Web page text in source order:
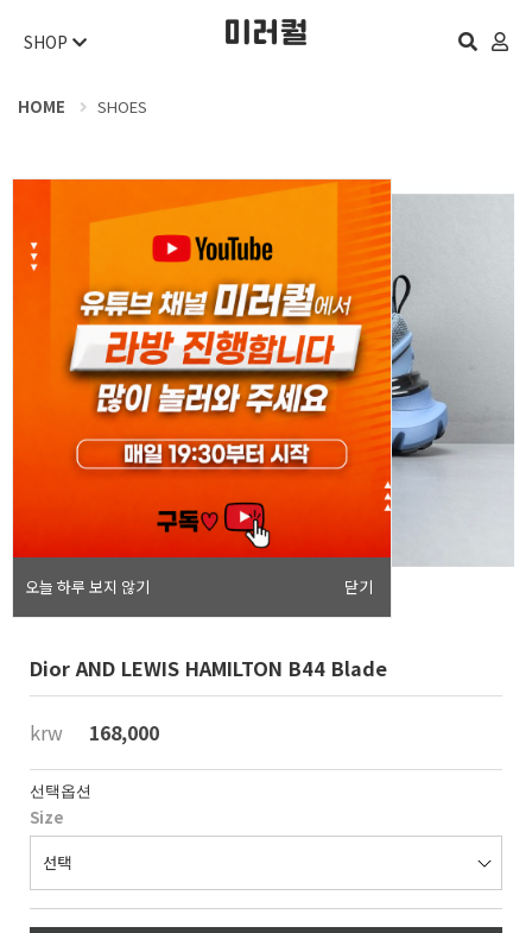
오늘 하루 보지 않기 닫기
SHOP
HOME SHOES
Dior AND LEWIS HAMILTON B44 Blade
krw 168,000
선택옵션
Size